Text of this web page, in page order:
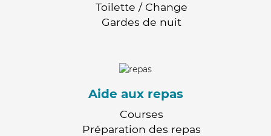
Toilette / Change
Gardes de nuit
Aide aux repas
Courses
Préparation des repas